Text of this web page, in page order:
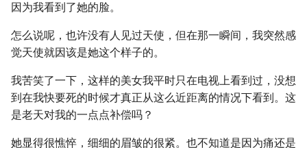
因为我看到了她的脸。
怎么说呢，也许没有人见过天使，但在那一瞬间，我突然感
觉天使就因该是她这个样子的。
我苦笑了一下，这样的美女我平时只在电视上看到过，没想
到在我快要死的时候才真正从这么近距离的情况下看到。这
是老天对我的一点点补偿吗？
她显得很憔悴，细细的眉皱的很紧。也不知道是因为痛还是